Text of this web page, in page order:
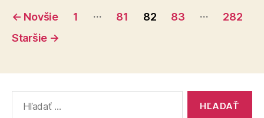
slintačky
Stránkovanie
príspevkov
← Novšie 1 … 81 82 83 …
282
Staršie →